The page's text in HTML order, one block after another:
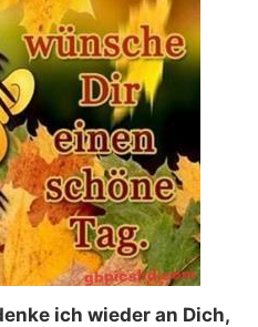
ich wieder an Dich,